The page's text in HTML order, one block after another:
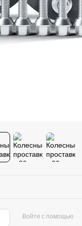
Войти с помощью